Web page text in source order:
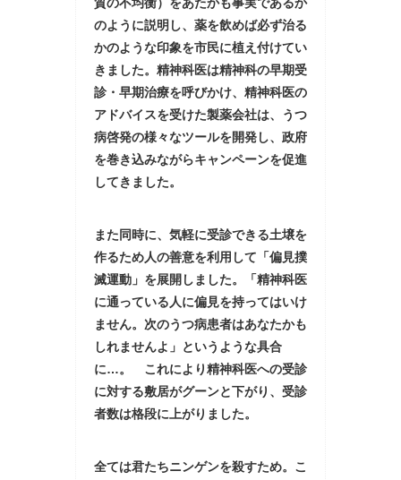
のように説明し、薬を飲めば必ず治る
かのような印象を市民に植え付けてい
きました。精神科医は精神科の早期受
診・早期治療を呼びかけ、精神科医の
アドバイスを受けた製薬会社は、うつ
病啓発の様々なツールを開発し、政府
を巻き込みながらキャンペーンを促進
してきました。
また同時に、気軽に受診できる土壌を
作るため人の善意を利用して「偏見撲
滅運動」を展開しました。「精神科医
に通っている人に偏見を持ってはいけ
ません。次のうつ病患者はあなたかも
しれませんよ」というような具合
に…。 これにより精神科医への受診
に対する敷居がグーンと下がり、受診
者数は格段に上がりました。
全ては君たちニンゲンを殺すため。こ